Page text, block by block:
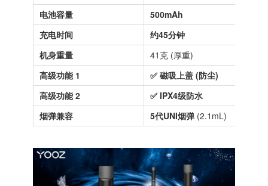
电池容量
500mAh
充电时间
约45分钟
机身重量
41克 (厚重)
高级功能 1
✅ 磁吸上盖 (防尘)
高级功能 2
✅ IPX4级防水
烟弹兼容
5代UNI烟弹 (2.1mL)